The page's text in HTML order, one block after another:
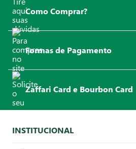
Como Comprar?
Formas de Pagamento
Zaffari Card e Bourbon Card
INSTITUCIONAL